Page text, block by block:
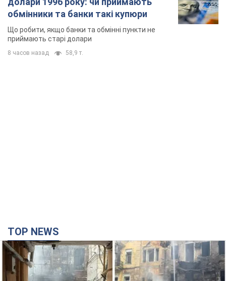
обмінники та банки такі купюри
Що робити, якщо банки та обмінні пункти не
приймають старі долари
8 часов назад 58,9 т.
TOP NEWS